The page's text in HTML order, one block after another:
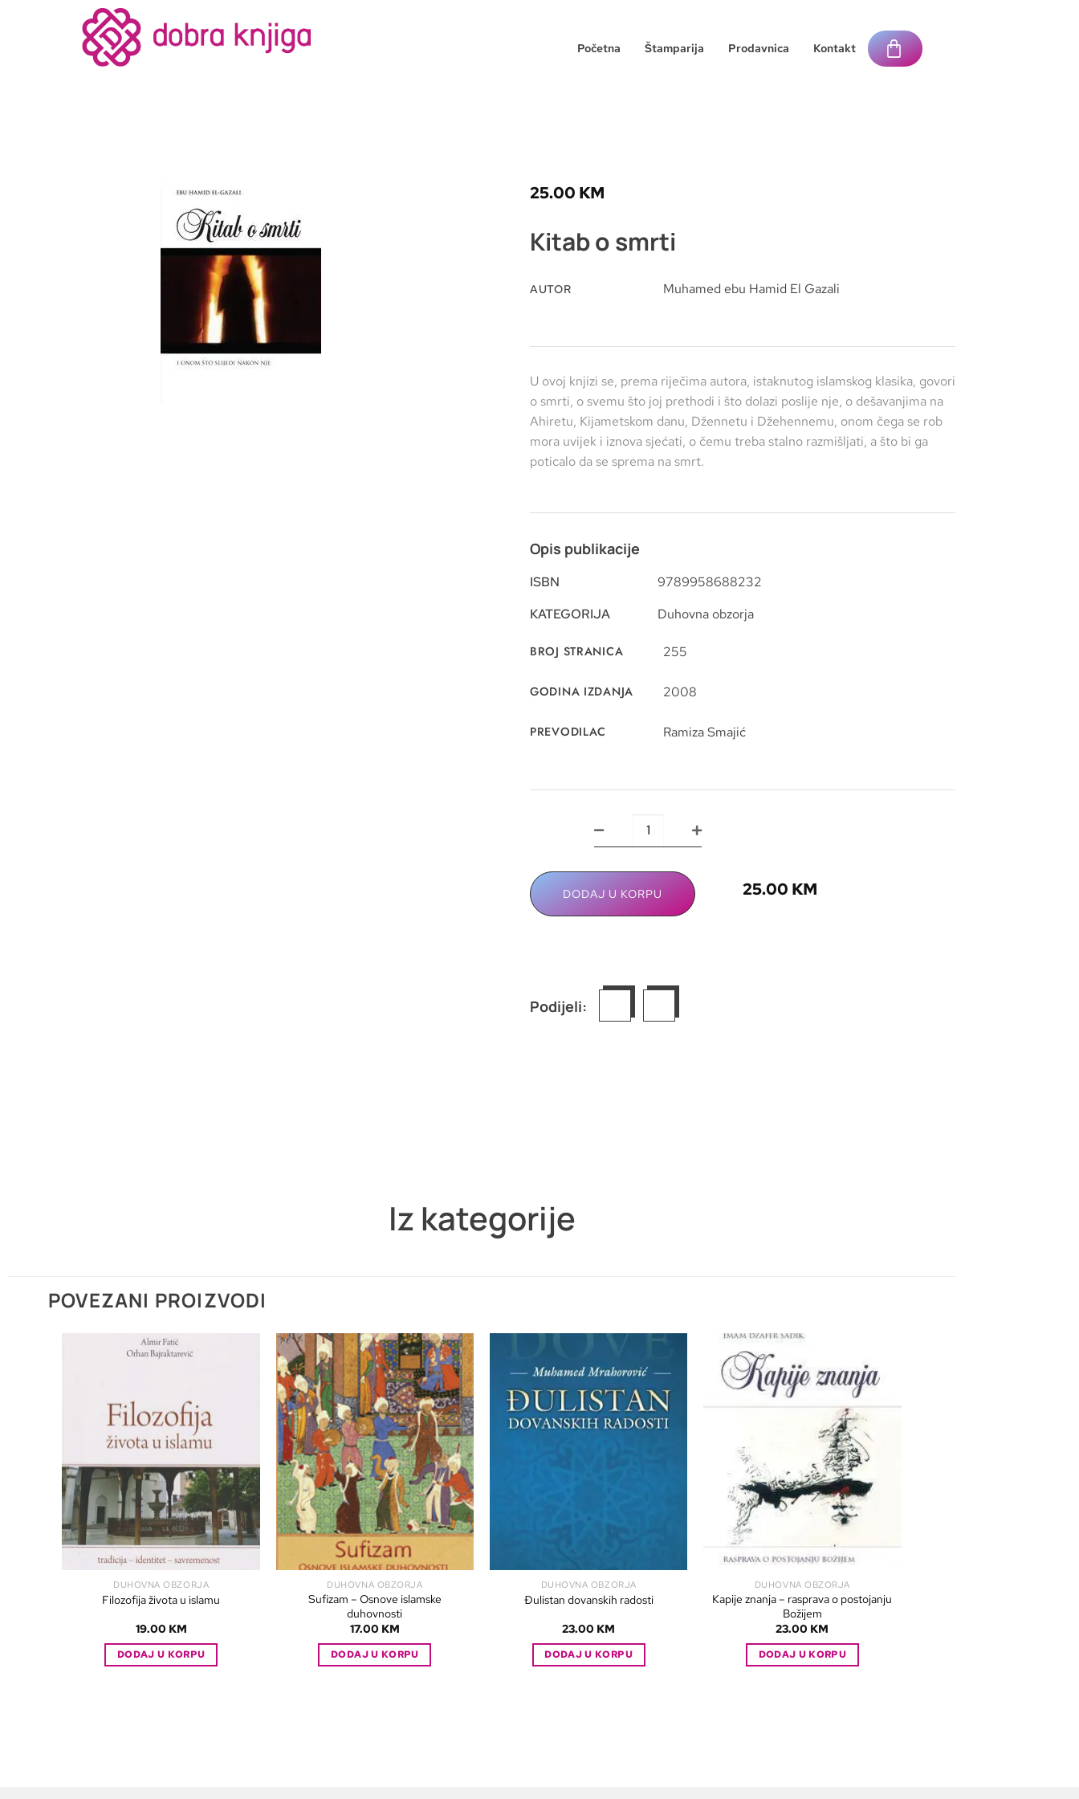
Početna Štamparija Prodavnica Kontakt
25.00 KM
Kitab o smrti
AUTOR Muhamed ebu Hamid El Gazali
U ovoj knjizi se, prema riječima autora, istaknutog islamskog klasika, govori
o smrti, o svemu što joj prethodi i što dolazi poslije nje, o dešavanjima na
Ahiretu, Kijametskom danu, Džennetu i Džehennemu, onom čega se rob
mora uvijek i iznova sjećati, o čemu treba stalno razmišljati, a što bi ga
poticalo da se sprema na smrt.
Opis publikacije
ISBN
KATEGORIJA
9789958688232
Duhovna obzorja
BROJ STRANICA 255
GODINA IZDANJA 2008
PREVODILAC Ramiza Smajić
DODAJ U KORPU 25.00 KM
Podijeli:
Iz kategorije
POVEZANI PROIZVODI
DUHOVNA OBZORJA
Filozofija života u islamu
19.00 KM
DODAJ U KORPU
DUHOVNA OBZORJA
Sufizam – Osnove islamske
duhovnosti
17.00 KM
DODAJ U KORPU
DUHOVNA OBZORJA
Đulistan dovanskih radosti
23.00 KM
DODAJ U KORPU
DUHOVNA OBZORJA
Kapije znanja – rasprava o postojanju
Božijem
23.00 KM
DODAJ U KORPU